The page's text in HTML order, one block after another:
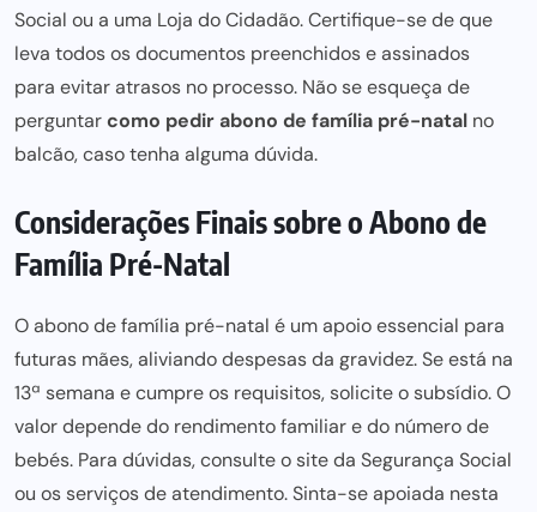
Social ou a uma Loja do Cidadão. Certifique-se de que
leva todos os documentos preenchidos e assinados
para evitaratrasos no processo. Não se esqueça de
perguntarcomo pedir abono de família pré-natal no
balcão, caso tenha alguma dúvida.
Considerações Finais sobre o Abono de
Família Pré-Natal
O abono de família pré-natal é um apoio essencial para
futuras mães, aliviando despesas da gravidez. Se está na
13ª semana e cumpre os requisitos, solicite o subsídio. O
valor depende do rendimento familiar e do número de
bebés. Para dúvidas, consulte o site da Segurança Social
ou os serviços de atendimento. Sinta-se apoiada nesta